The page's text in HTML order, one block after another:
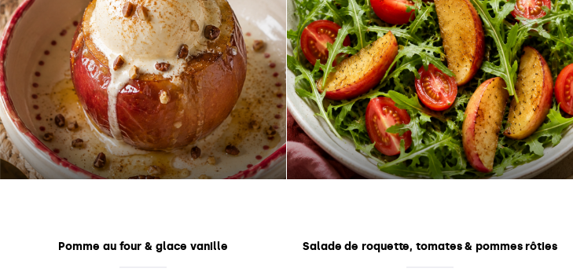
Pomme au four & glace vanille Salade de roquette, tomates & pommes rôties